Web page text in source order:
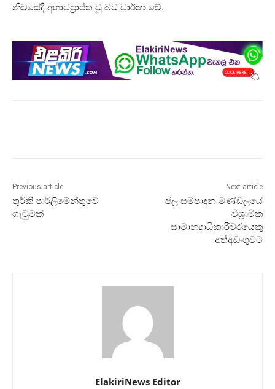
නිවසේදී අභාවප්‍රාප්ත වූ බව වාර්තා වේ.
Previous article
තුර්කි පාර්ලිමේන්තුවේ
ගැටුමක්
Next article
ජල සම්පාදන මණ්ඩලයේ
විශ්‍රාමික
සාමාන්‍යාධිකාරීවරයෙකු
අත්අඩංගුවට
ElakiriNews Editor